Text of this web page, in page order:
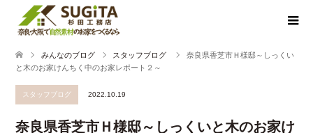
みんなのブログ スタッフブログ
奈良県香芝市Ｈ様邸～しっくい
と木のお家けんちく中のお家レポート２～
スタッフブログ 2022.10.19
奈良県香芝市Ｈ様邸～しっくいと木のお家け